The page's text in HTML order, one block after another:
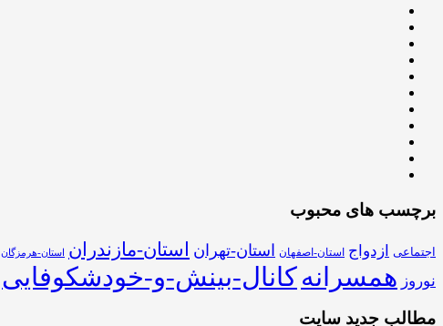
برچسب های محبوب
اجتماعی ازدواج استان-اصفهان استان-تهران استان-مازندران استان-هرمزگان
نوروز همسرانهکانال-بینش-و-خودشکوفایی
مطالب جدید سایت